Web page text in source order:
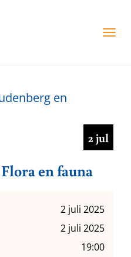
T
A
I
en
2 jul
en fauna
2 juli 2025
2 juli 2025
19:00